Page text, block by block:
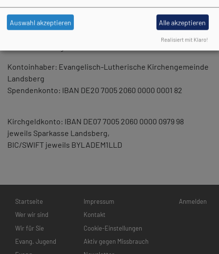
Fax:
08191 921564
Kontoinhaber: Evangelisch-Lutherische Kirchengemeinde
Landsberg
Spendenkonto: IBAN DE20 7005 2060 0000 0001 82
Kirchgeldkonto: IBAN DE07 7005 2060 0000 0979 98
jeweils Sparkasse Landsberg,
BIC/SWIFT jeweils BYLADEM1LLD
Hauptnavigation
Startseite
Wer wir sind
Wir für Sie
Evang. Jugend
Fußbereichsmenü
Impressum
Kontakt
Cookie-Einstellungen
Aktiv gegen Missbrauch
Anmelden
Auswahl akzeptieren Alle akzeptieren
Realisiert mit Klaro!